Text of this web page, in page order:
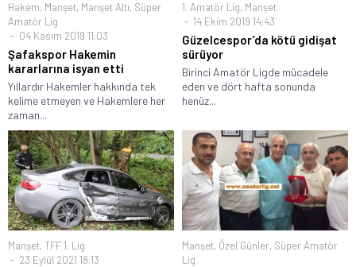
Hakem, Manşet, Manşet Altı, Süper
Amatör Lig
04 Kasım 2019 11:03
Şafakspor Hakemin
kararlarına isyan etti
Yıllardır Hakemler hakkında tek
kelime etmeyen ve Hakemlere her
zaman...
1. Amatör Lig, Manşet
14 Ekim 2019 14:43
Güzelcespor’da kötü gidişat
sürüyor
Birinci Amatör Ligde mücadele
eden ve dört hafta sonunda
henüz...
Manşet, TFF 1. Lig
23 Eylül 2021 18:13
Manşet, Özel Günler, Süper Amatör
Lig